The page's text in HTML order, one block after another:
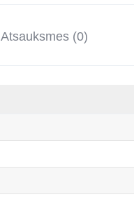
Atsauksmes (0)